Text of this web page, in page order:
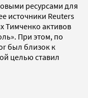
ресурсами для
источники Reuters
Тимченко активов
При этом, по
был близок к
целью ставил